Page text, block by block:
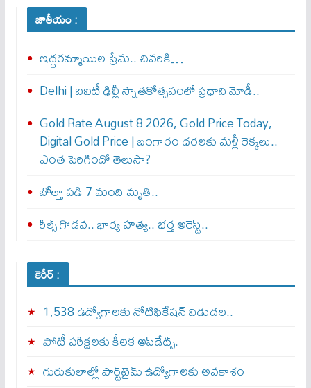
జాతీయం :
ఇద్దరమ్మాయిల ప్రేమ.. చివరికి…
Delhi | ఐఐటీ ఢిల్లీ స్నాతకోత్సవంలో ప్రధాని మోడీ..
Gold Rate August 8 2026, Gold Price Today,
Digital Gold Price | బంగారం ధరలకు మళ్లీ రెక్కలు..
ఎంత పెరిగిందో తెలుసా?
బోల్తా పడి 7 మంది మృతి..
రీల్స్ గొడవ.. భార్య హత్య.. భర్త అరెస్ట్..
కెరీర్ :
1,538 ఉద్యోగాలకు నోటిఫికేషన్ విడుదల..
పోటీ పరీక్షలకు కీలక అప్‌డేట్స్.
గురుకులాల్లో పార్ట్‌టైమ్ ఉద్యోగాలకు అవకాశం